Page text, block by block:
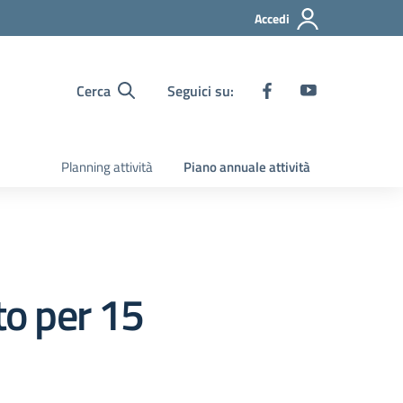
Accedi
Cerca Seguici su:
Planning attività Piano annuale attività
per 15